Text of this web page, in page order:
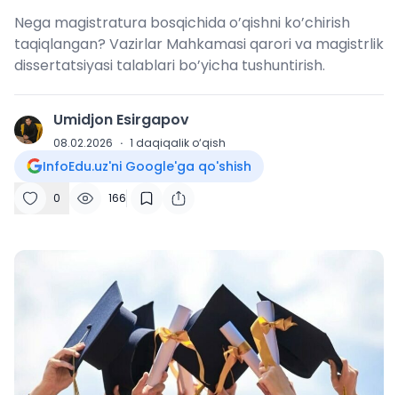
Nega magistratura bosqichida o’qishni ko’chirish
taqiqlangan? Vazirlar Mahkamasi qarori va magistrlik
dissertatsiyasi talablari bo’yicha tushuntirish.
U Umidjon Esirgapov
08.02.2026 · 1 daqiqalik o‘qish
InfoEdu.uz'ni Google'ga qo'shish
0 166